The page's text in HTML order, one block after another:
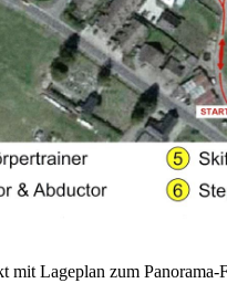
mit Lageplan zum Panorama-